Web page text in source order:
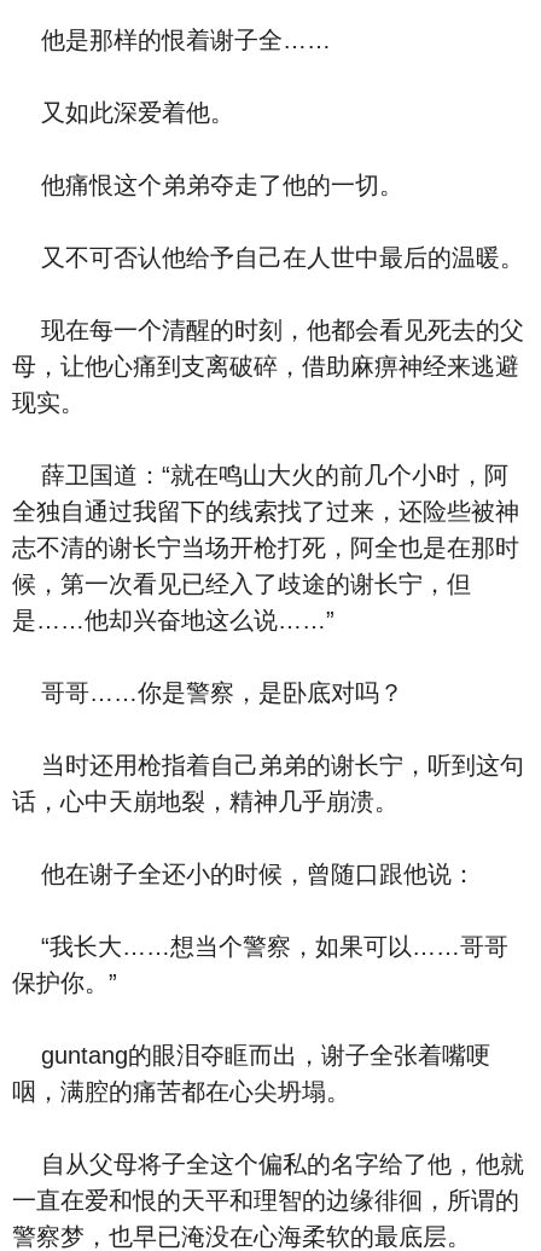
他是那样的恨着谢子全……
又如此深爱着他。
他痛恨这个弟弟夺走了他的一切。
又不可否认他给予自己在人世中最后的温暖。
现在每一个清醒的时刻，他都会看见死去的父
母，让他心痛到支离破碎，借助麻痹神经来逃避
现实。
薛卫国道：“就在鸣山大火的前几个小时，阿
全独自通过我留下的线索找了过来，还险些被神
志不清的谢长宁当场开枪打死，阿全也是在那时
候，第一次看见已经入了歧途的谢长宁，但
是……他却兴奋地这么说……”
哥哥……你是警察，是卧底对吗？
当时还用枪指着自己弟弟的谢长宁，听到这句
话，心中天崩地裂，精神几乎崩溃。
他在谢子全还小的时候，曾随口跟他说：
“我长大……想当个警察，如果可以……哥哥
保护你。”
guntang的眼泪夺眶而出，谢子全张着嘴哽
咽，满腔的痛苦都在心尖坍塌。
自从父母将子全这个偏私的名字给了他，他就
一直在爱和恨的天平和理智的边缘徘徊，所谓的
警察梦，也早已淹没在心海柔软的最底层。